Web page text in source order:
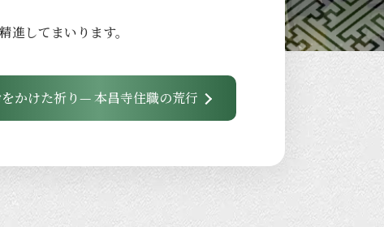
精進してまいります。
かけた祈り— 本昌寺住職の荒行